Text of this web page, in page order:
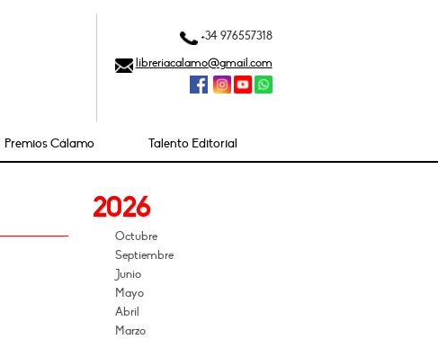
+34 976557318
libreriacalamo@gmail.com
Premios Cálamo Talento Editorial
2026
Octubre
Septiembre
Junio
Mayo
Abril
Marzo